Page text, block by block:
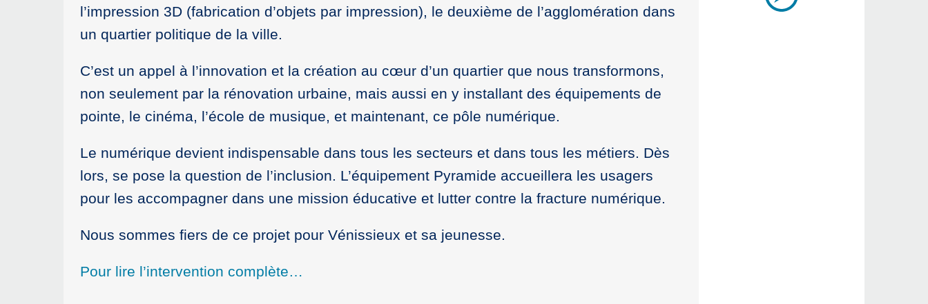
l’impression 3D (fabrication d’objets par impression), le deuxième de l’agglomération dans
un quartier politique de la ville.
C’est un appel à l’innovation et la création au cœur d’un quartier que nous transformons,
non seulement par la rénovation urbaine, mais aussi en y installant des équipements de
pointe, le cinéma, l’école de musique, et maintenant, ce pôle numérique.
Le numérique devient indispensable dans tous les secteurs et dans tous les métiers. Dès
lors, se pose la question de l’inclusion. L’équipement Pyramide accueillera les usagers
pour les accompagner dans une mission éducative et lutter contre la fracture numérique.
Nous sommes fiers de ce projet pour Vénissieux et sa jeunesse.
Pour lire l’intervention complète…